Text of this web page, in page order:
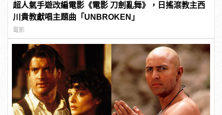
超人氣手遊改編電影《電影 刀劍亂舞》，日搖滾教主西
川貴教獻唱主題曲「UNBROKEN」
電影